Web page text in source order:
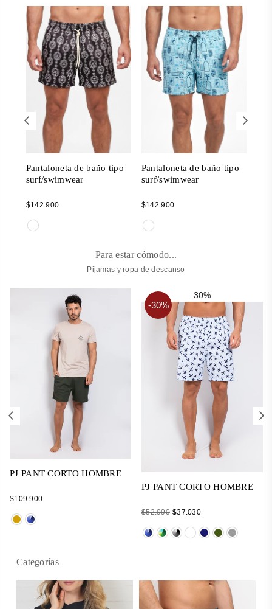
Pantaloneta de baño tipo
surf/swimwear
Regular
$142.900
Pantaloneta de baño tipo
surf/swimwear
Regular
$142.900
Para estar cómodo...
Pijamas y ropa de descanso
PJ PANT CORTO HOMBRE
Regular
$109.900
30%
-30%
PJ PANT CORTO HOMBRE
Regular
$52.990 $37.030
Categorías